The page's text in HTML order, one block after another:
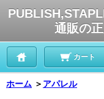
通販の
カート
ホーム ＞ アパレル